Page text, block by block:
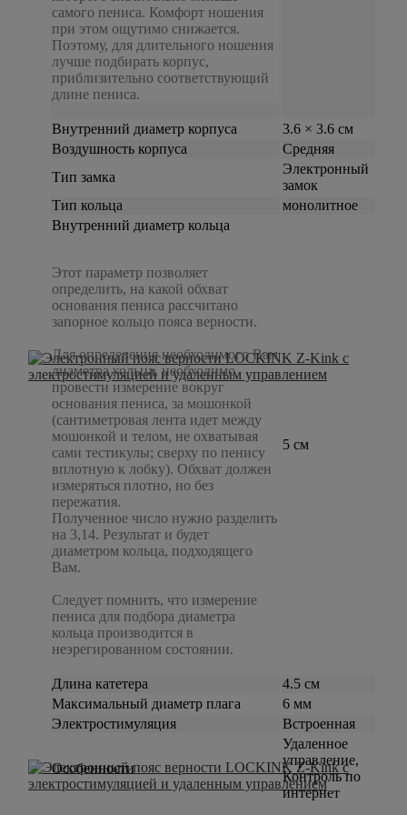
самого пениса. Комфорт ношения
при этом ощутимо снижается.
Поэтому, для длительного ношения
лучше подбирать корпус,
приблизительно соответствующий
длине пениса.
Внутренний диаметр корпуса
3.6 × 3.6 см
Воздушность корпуса
Средняя
Тип замка
Электронный
замок
Тип кольца
монолитное
Внутренний диаметр кольца
Этот параметр позволяет
определить, на какой обхват
основания пениса рассчитано
запорное кольцо пояса верности.
Для определения необходимого Вам
диаметра кольца, необходимо
провести измерение вокруг
основания пениса, за мошонкой
(сантиметровая лента идет между
мошонкой и телом, не охватывая
сами тестикулы; сверху по пенису
вплотную к лобку). Обхват должен
измеряться плотно, но без
пережатия.
Полученное число нужно разделить
на 3,14. Результат и будет
диаметром кольца, подходящего
Вам.
Следует помнить, что измерение
пениса для подбора диаметра
кольца производится в
неэрегированном состоянии.
5 см
Длина катетера
4.5 см
Максимальный диаметр плага
6 мм
Электростимуляция
Встроенная
Особенности
Удаленное
управление,
Контроль по
интернет